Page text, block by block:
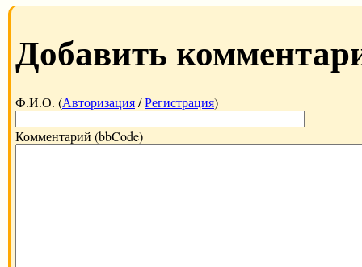
Добавить
Ф.И.О. (Авторизация/Регистрация)
Комментарий (bbCode)